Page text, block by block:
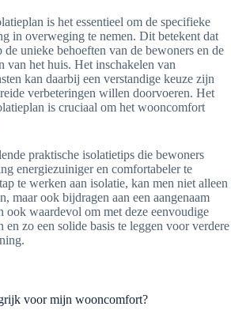
is het essentieel om de specifieke
in overweging te nemen. Dit betekent dat
unieke behoeften van de bewoners en de
van het huis. Het inschakelen van
kan daarbij een verstandige keuze zijn
verbeteringen willen doorvoeren. Het
is cruciaal om het wooncomfort
praktische isolatietips die bewoners
energiezuiniger en comfortabeler te
te werken aan isolatie, kan men niet alleen
maar ook bijdragen aan een aangenaam
ook waardevol om met deze eenvoudige
en zo een solide basis te leggen voor verdere
voor mijn wooncomfort?